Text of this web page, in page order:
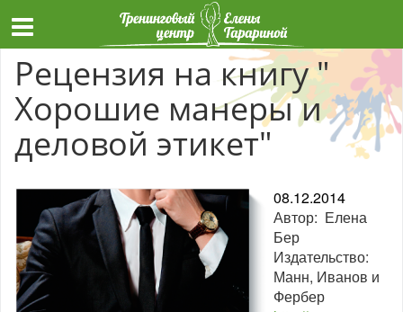
Рецензия на книгу "
Хорошие манеры и
деловой этикет"
08.12.2014
Автор: Елена
Бер
Издательство:
Манн, Иванов и
Фербер